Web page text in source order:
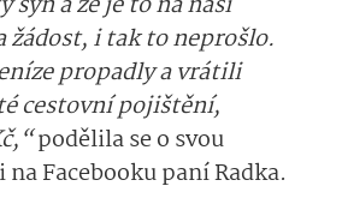
žádost, i tak to neprošlo.
propadly a vrátili
cestovní pojištění,
podělila se o svou
Facebooku paní Radka.